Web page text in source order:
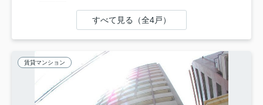
すべて見る（全4戸）
賃貸マンション